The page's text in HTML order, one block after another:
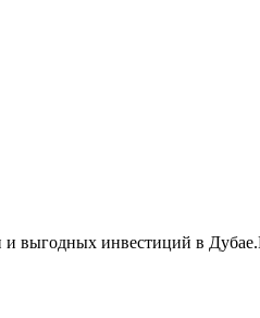
выгодных инвестиций в